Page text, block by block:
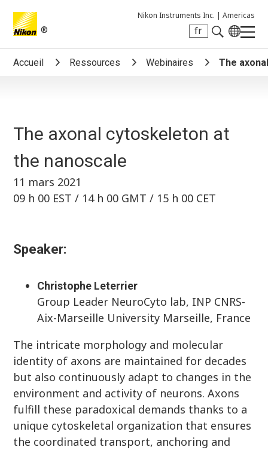
®
Nikon Instruments Inc. | Americas
fr
Search keyword(s)
Accueil Ressources Webinaires The
The axonal cytoskeleton at
the nanoscale
11 mars 2021
09 h 00 EST / 14 h 00 GMT / 15 h 00 CET
Speaker:
Christophe Leterrier
Group Leader NeuroCyto lab, INP CNRS-
Aix-Marseille University Marseille, France
The intricate morphology and molecular
identity of axons are maintained for decades
but also continuously adapt to changes in the
environment and activity of neurons. Axons
fulfill these paradoxical demands thanks to a
unique cytoskeletal organization that ensures
the coordinated transport, anchoring and